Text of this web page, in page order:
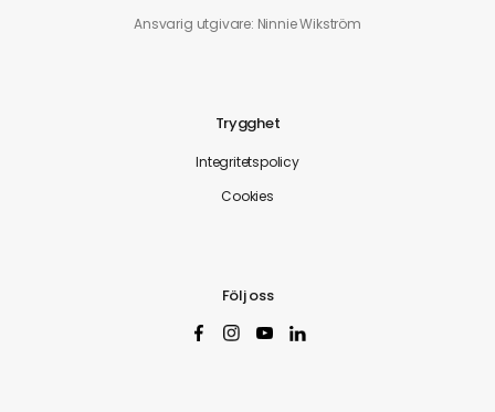
Ansvarig utgivare: Ninnie Wikström
Trygghet
Integritetspolicy
Cookies
Följ oss